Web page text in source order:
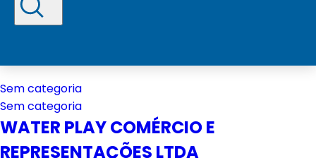
Sem categoria
Sem categoria
WATER PLAY COMÉRCIO E
REPRESENTAÇÕES LTDA